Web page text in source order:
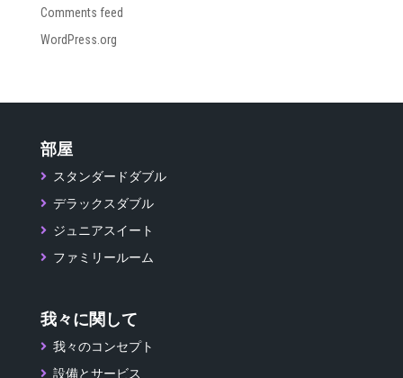
Comments feed
WordPress.org
部屋
スタンダードダブル
デラックスダブル
ジュニアスイート
ファミリールーム
我々に関して
我々のコンセプト
設備とサービス